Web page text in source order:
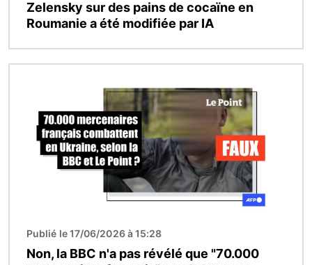
Zelensky sur des pains de cocaïne en
Roumanie a été modifiée par IA
Publié le 17/06/2026 à 15:28
Non, la BBC n'a pas révélé que "70.000